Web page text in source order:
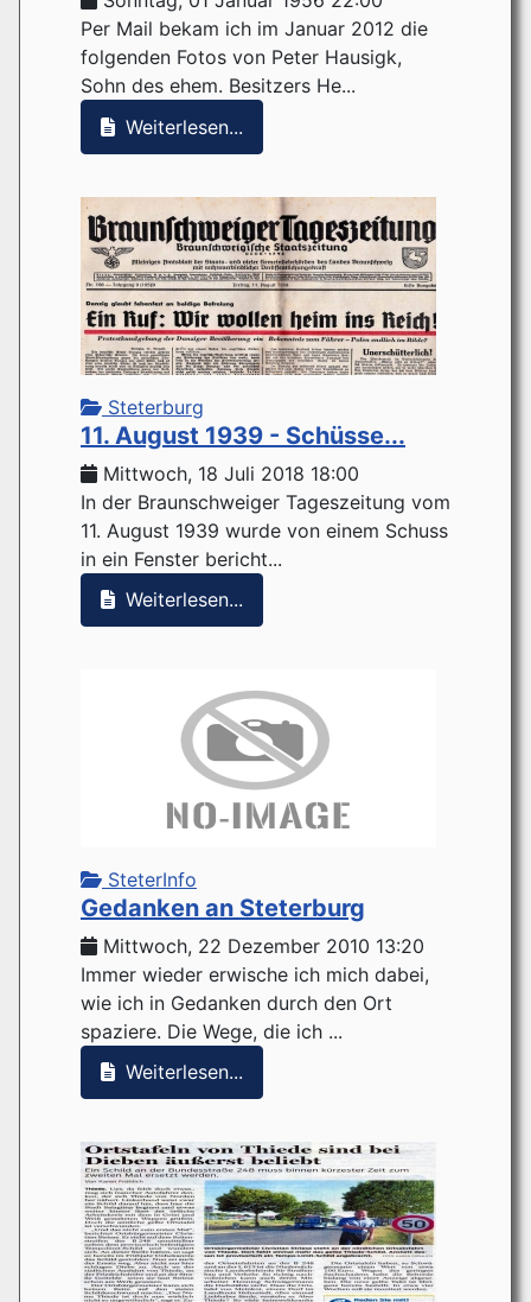
Per Mail bekam ich im Januar 2012 die
folgenden Fotos von Peter Hausigk,
Sohn des ehem. Besitzers He...
Weiterlesen...
Steterburg
11. August 1939 - Schüsse...
Mittwoch, 18 Juli 2018 18:00
In der Braunschweiger Tageszeitung vom
11. August 1939 wurde von einem Schuss
in ein Fenster bericht...
Weiterlesen...
SteterInfo
Gedanken an Steterburg
Mittwoch, 22 Dezember 2010 13:20
Immer wieder erwische ich mich dabei,
wie ich in Gedanken durch den Ort
spaziere. Die Wege, die ich ...
Weiterlesen...